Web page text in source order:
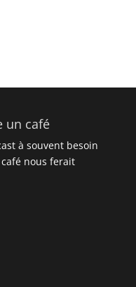
un café
à souvent besoin
café nous ferait